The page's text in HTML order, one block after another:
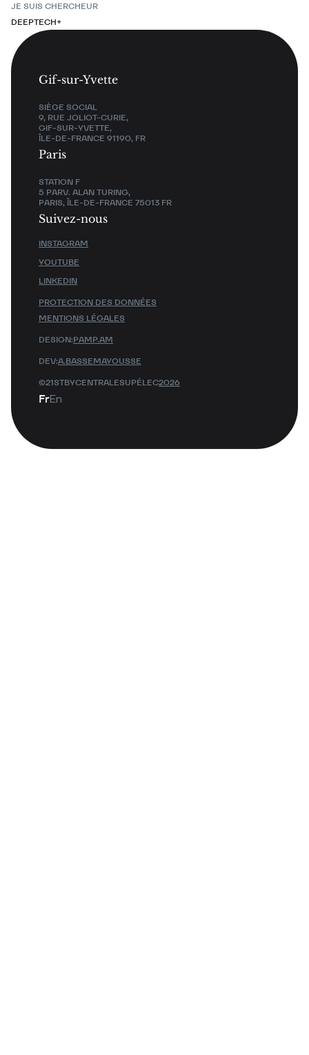
JE SUIS CHERCHEUR
DEEPTECH+
Gif-sur-Yvette
SIÈGE SOCIAL
9, RUE JOLIOT-CURIE,
GIF-SUR-YVETTE,
ÎLE-DE-FRANCE 91190, FR
Paris
STATION F
5 PARV. ALAN TURING,
PARIS, ÎLE-DE-FRANCE 75013 FR
Suivez-nous
INSTAGRAM
YOUTUBE
LINKEDIN
FrEn
©21STBYCENTRALESUPÉLEC2026
DESIGN:PAMP.AM
DEV:A.BASSEMAYOUSSE
PROTECTION DES DONNÉES
MENTIONS LÉGALES